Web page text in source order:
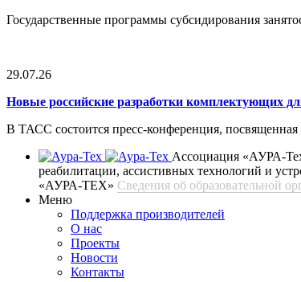
Государственные программы субсидирования
29.07.26
Новые российские разработки комплектующих
В ТАСС состоится пресс-конференция, посвященная
Ассоциация «АУРА-
реабилитации, ассистивных технологий и
«АУРА-ТЕХ» Сведения об образовательной
Меню
Поддержка производителей
О нас
Проекты
Новости
Контакты